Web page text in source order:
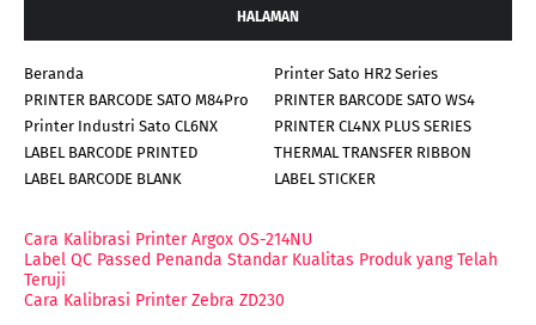
HALAMAN
Beranda
Printer Sato HR2 Series
PRINTER BARCODE SATO M84Pro
PRINTER BARCODE SATO WS4
Printer Industri Sato CL6NX
PRINTER CL4NX PLUS SERIES
LABEL BARCODE PRINTED
THERMAL TRANSFER RIBBON
LABEL BARCODE BLANK
LABEL STICKER
Cara Kalibrasi Printer Argox OS-214NU
Label QC Passed Penanda Standar Kualitas Produk yang Telah
Teruji
Cara Kalibrasi Printer Zebra ZD230